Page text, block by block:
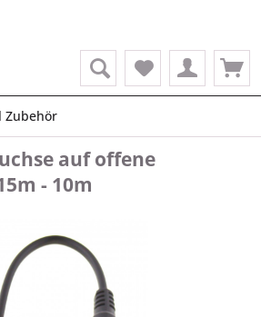
Zubehör
auf offene
- 10m